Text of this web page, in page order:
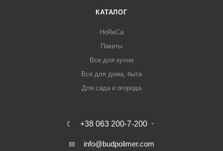
КАТАЛОГ
HoReCa
Пакеты
Все для кухни
Все для дома, быта
Для сада и огорода
+38 063 200-7-200
info@budpolimer.com